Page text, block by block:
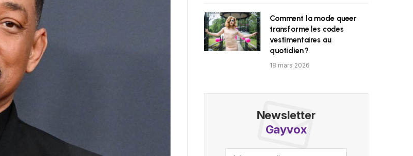
Comment la mode queer
transforme les codes
vestimentaires au
quotidien ?
18 mars 2026
Newsletter
Gayvox